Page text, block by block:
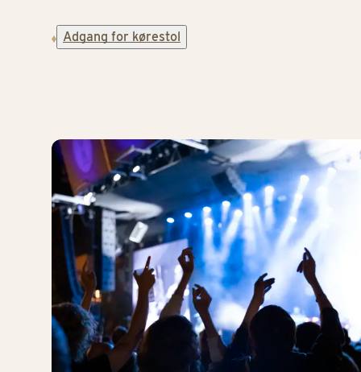
Adgang for kørestol